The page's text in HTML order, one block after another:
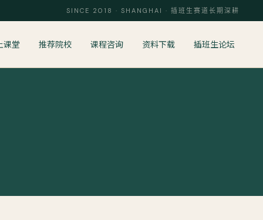
SINCE 2018 · SHANGHAI · 插班生赛道长期深耕
课堂 推荐院校 课程咨询 资料下载 插班生论坛